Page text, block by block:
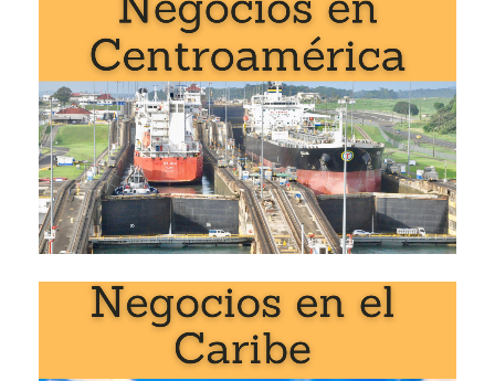
Doctorados: Comercio Mundial,Logística Global,
Negocios Africanos, Ética, Religiones y Negocios